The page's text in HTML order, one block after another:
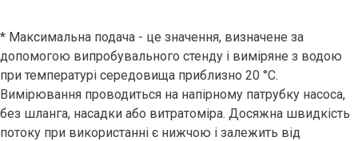
* Максимальна подача - це значення, визначене за
допомогою випробувального стенду і виміряне з водою
при температурі середовища приблизно 20 °C.
Вимірювання проводиться на напірному патрубку насоса,
без шланга, насадки або витратоміра. Досяжна швидкість
потоку при використанні є нижчою і залежить від